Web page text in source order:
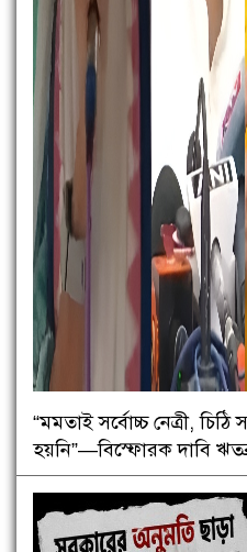
“মমতাই সর্বোচ্চ নেত্রী,
হয়নি”—বিস্ফোরক দাবি